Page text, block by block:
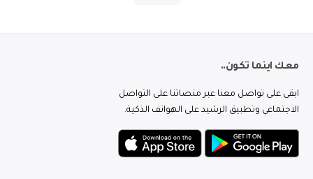
معك اينما تكون..
ابقى على تواصل معنا عبر منصاتنا على التواصل
الاجتماعي وتطبيق الرشيد على الهواتف الذكية.